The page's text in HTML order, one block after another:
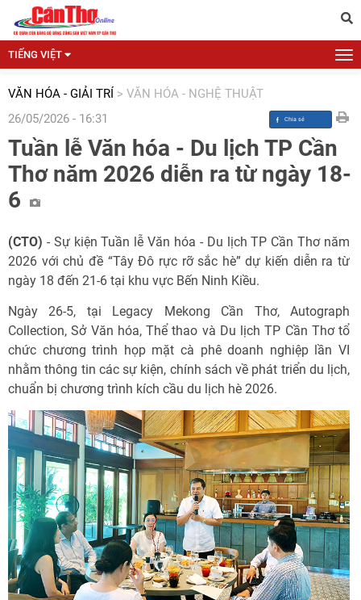
TIẾNG VIỆT
VĂN HÓA - GIẢI TRÍ > VĂN HÓA - NGHỆ THUẬT
26/05/2026 - 16:31
Tuần lễ Văn hóa - Du lịch TP Cần
Thơ năm 2026 diễn ra từ ngày 18-
6
(CTO) - Sự kiện Tuần lễ Văn hóa - Du lịch TP Cần Thơ năm
2026 với chủ đề “Tây Đô rực rỡ sắc hè” dự kiến diễn ra từ
ngày 18 đến 21-6 tại khu vực Bến Ninh Kiều.
Ngày 26-5, tại Legacy Mekong Cần Thơ, Autograph
Collection, Sở Văn hóa, Thể thao và Du lịch TP Cần Thơ tổ
chức chương trình họp mặt cà phê doanh nghiệp lần VI
nhằm thông tin các sự kiện, chính sách về phát triển du lịch,
chuẩn bị chương trình kích cầu du lịch hè 2026.